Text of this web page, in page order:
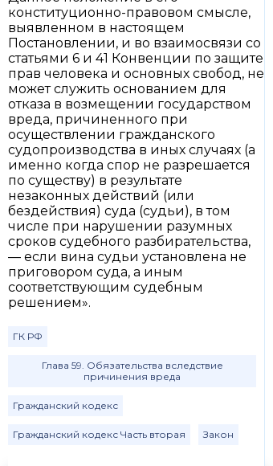
конституционно-правовом смысле,
выявленном в настоящем
Постановлении, и во взаимосвязи со
статьями 6 и 41 Конвенции по защите
прав человека и основных свобод, не
может служить основанием для
отказа в возмещении государством
вреда, причиненного при
осуществлении гражданского
судопроизводства в иных случаях (а
именно когда спор не разрешается
по существу) в результате
незаконных действий (или
бездействия) суда (судьи), в том
числе при нарушении разумных
сроков судебного разбирательства,
— если вина судьи установлена не
приговором суда, а иным
соответствующим судебным
решением».
ГК РФ
Глава 59. Обязательства вследствие
причинения вреда
Гражданский кодекс
Гражданский кодекс Часть вторая Закон